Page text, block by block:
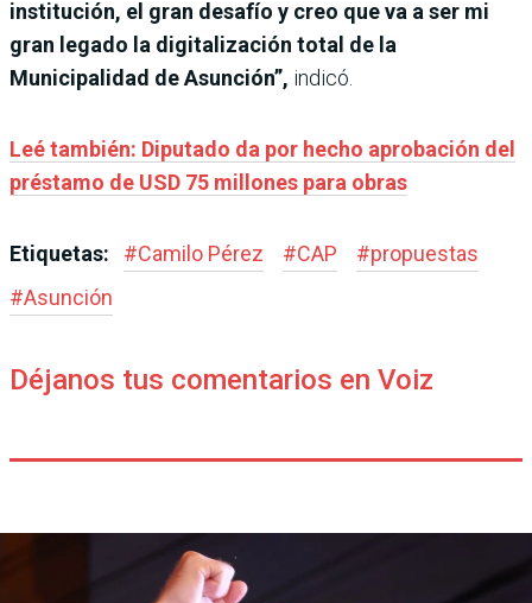
institución, el gran desafío y creo que va a ser mi
gran legado la digitalización total de la
Municipalidad de Asunción”, indicó.
Leé también: Diputado da por hecho aprobación del
préstamo de USD 75 millones para obras
Etiquetas: #Camilo Pérez #CAP #propuestas
#Asunción
Déjanos tus comentarios en Voiz